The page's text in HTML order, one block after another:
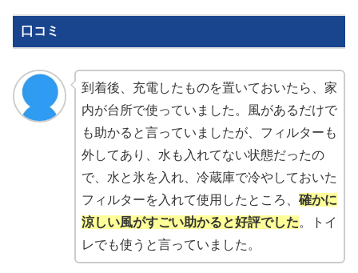
口コミ
到着後、充電したものを置いておいたら、家
内が台所で使っていました。風があるだけで
も助かると言っていましたが、フィルターも
外してあり、水も入れてない状態だったの
で、水と氷を入れ、冷蔵庫で冷やしておいた
フィルターを入れて使用したところ、 確かに
涼しい風がすごい助かると好評でした。トイ
レでも使うと言っていました。